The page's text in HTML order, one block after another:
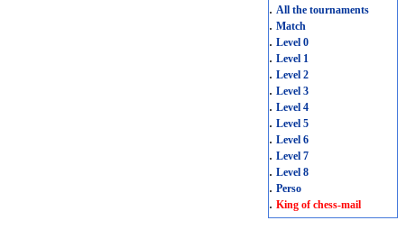
. All the tournaments
. Match
. Level 0
. Level 1
. Level 2
. Level 3
. Level 4
. Level 5
. Level 6
. Level 7
. Level 8
. Perso
. King of chess-mail